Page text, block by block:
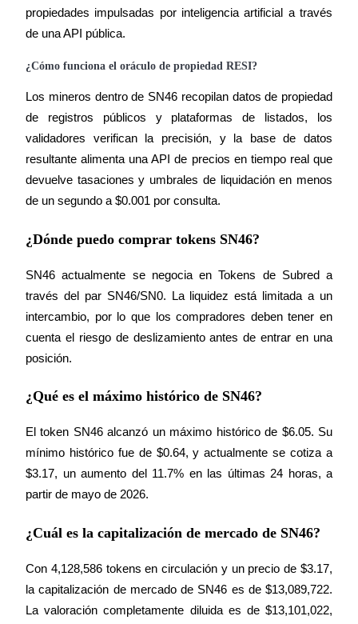
propiedades impulsadas por inteligencia artificial a través
de una API pública.
¿Cómo funciona el oráculo de propiedad RESI?
Los mineros dentro de SN46 recopilan datos de propiedad
de registros públicos y plataformas de listados, los
validadores verifican la precisión, y la base de datos
resultante alimenta una API de precios en tiempo real que
devuelve tasaciones y umbrales de liquidación en menos
de un segundo a $0.001 por consulta.
¿Dónde puedo comprar tokens SN46?
SN46 actualmente se negocia en Tokens de Subred a
través del par SN46/SN0. La liquidez está limitada a un
intercambio, por lo que los compradores deben tener en
cuenta el riesgo de deslizamiento antes de entrar en una
posición.
¿Qué es el máximo histórico de SN46?
El token SN46 alcanzó un máximo histórico de $6.05. Su
mínimo histórico fue de $0.64, y actualmente se cotiza a
$3.17, un aumento del 11.7% en las últimas 24 horas, a
partir de mayo de 2026.
¿Cuál es la capitalización de mercado de SN46?
Con 4,128,586 tokens en circulación y un precio de $3.17,
la capitalización de mercado de SN46 es de $13,089,722.
La valoración completamente diluida es de $13,101,022,